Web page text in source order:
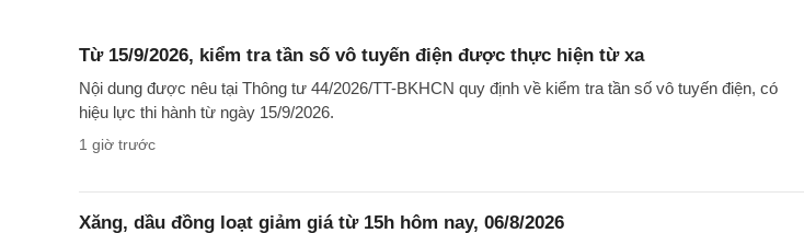
Từ 15/9/2026, kiểm tra tần số vô tuyến điện được thực hiện từ xa
Nội dung được nêu tại Thông tư 44/2026/TT-BKHCN quy định về kiểm tra tần số vô tuyến điện, có
hiệu lực thi hành từ ngày 15/9/2026.
1 giờ trước
Xăng, dầu đồng loạt giảm giá từ 15h hôm nay, 06/8/2026